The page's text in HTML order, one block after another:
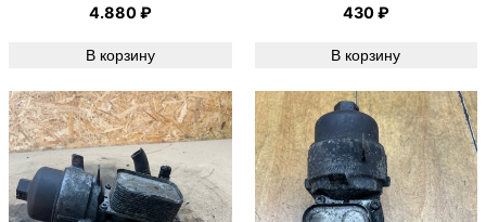
4.880₽
В корзину
430₽
В корзину